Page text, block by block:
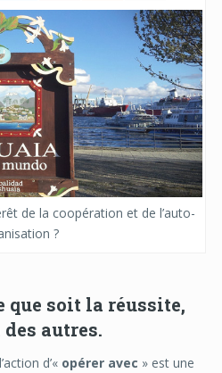
de la coopération et de l’auto-
?
que soit la réussite,
autres.
d’« opérer avec » est une